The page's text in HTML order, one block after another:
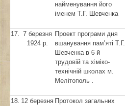
найменування його
іменем Т.Г. Шевченка
17. 7 березня
1924 р.
Проект програми дня
вшанування пам’яті Т.Г.
Шевченка в 6-й
трудовій та хіміко-
технічній школах м.
Мелітополь .
18. 12 березня Протокол загальних